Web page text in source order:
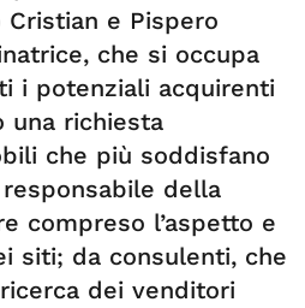
e Pispero
che si occupa
i potenziali acquirenti
una richiesta
che più soddisfano
della
compreso l’aspetto e
siti; da consulenti, che
dei venditori